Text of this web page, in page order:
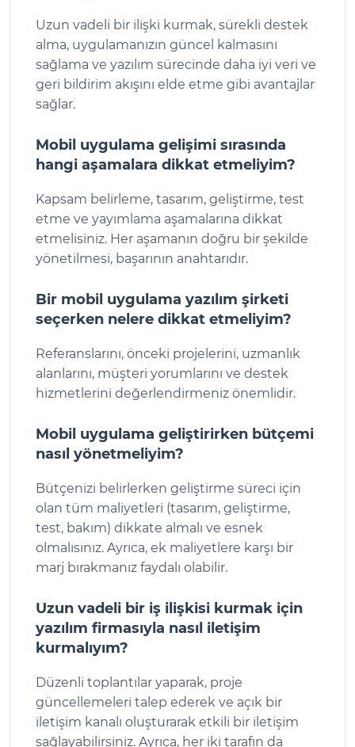
Uzun vadeli bir ilişki kurmak, sürekli destek
alma, uygulamanızın güncel kalmasını
sağlama ve yazılım sürecinde daha iyi veri ve
geri bildirim akışını elde etme gibi avantajlar
sağlar.
Mobil uygulama gelişimi sırasında
hangi aşamalara dikkat etmeliyim?
Kapsam belirleme, tasarım, geliştirme, test
etme ve yayımlama aşamalarına dikkat
etmelisiniz. Her aşamanın doğru bir şekilde
yönetilmesi, başarının anahtarıdır.
Bir mobil uygulama yazılım şirketi
seçerken nelere dikkat etmeliyim?
Referanslarını, önceki projelerini, uzmanlık
alanlarını, müşteri yorumlarını ve destek
hizmetlerini değerlendirmeniz önemlidir.
Mobil uygulama geliştirirken bütçemi
nasıl yönetmeliyim?
Bütçenizi belirlerken geliştirme süreci için
olan tüm maliyetleri (tasarım, geliştirme,
test, bakım) dikkate almalı ve esnek
olmalısınız. Ayrıca, ek maliyetlere karşı bir
marj bırakmanız faydalı olabilir.
Uzun vadeli bir iş ilişkisi kurmak için
yazılım firmasıyla nasıl iletişim
kurmalıyım?
Düzenli toplantılar yaparak, proje
güncellemeleri talep ederek ve açık bir
iletişim kanalı oluşturarak etkili bir iletişim
sağlayabilirsiniz. Ayrıca, her iki tarafın da